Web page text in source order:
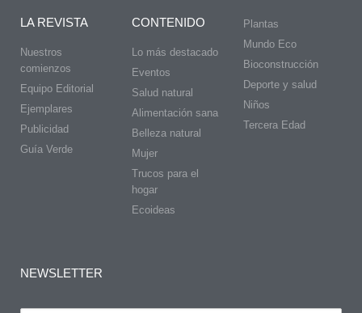
LA REVISTA
Nuestros
comienzos
Equipo Editorial
Ejemplares
Publicidad
Guía Verde
CONTENIDO
Lo más destacado
Eventos
Salud natural
Alimentación sana
Belleza natural
Mujer
Trucos para el
hogar
Ecoideas
Plantas
Mundo Eco
Bioconstrucción
Deporte y salud
Niños
Tercera Edad
NEWSLETTER